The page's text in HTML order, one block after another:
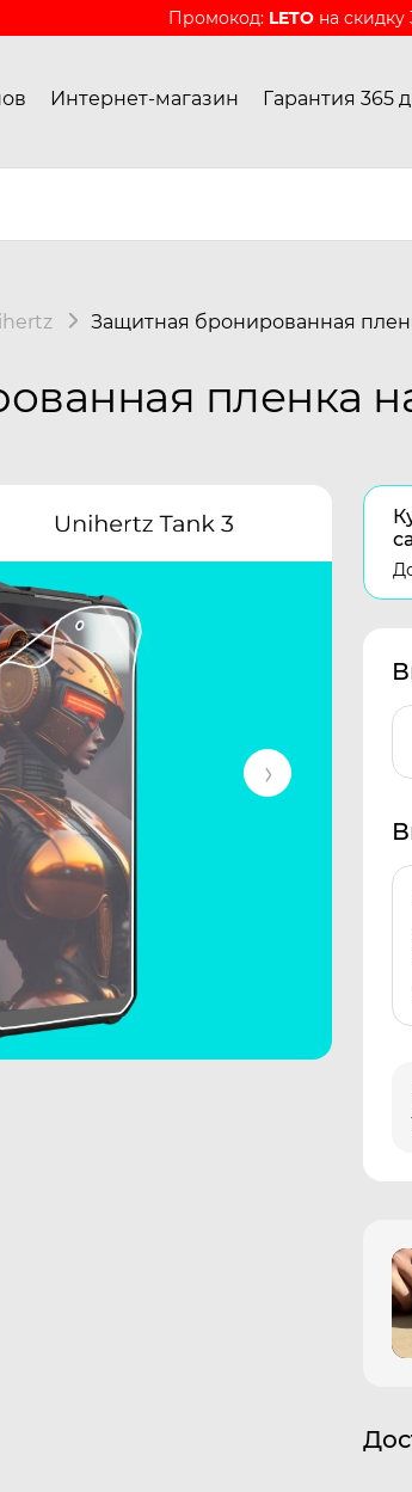
Промокод: LETO на скидку
Интернет-магазин Гарантия 365
Защитная бронированная
пленка